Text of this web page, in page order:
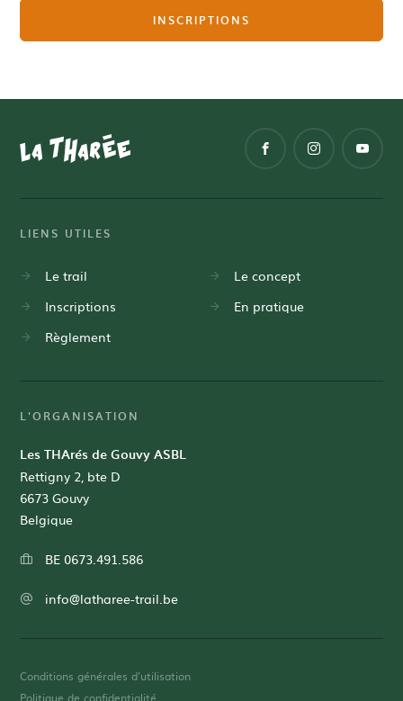
INSCRIPTIONS
Information
pied SUIVEZ-
THArée THArée THArée
L'ORGANISATION
Adresse
Les THArés de Gouvy ASBL
Rettigny 2, bte D
6673 Gouvy
Belgique
d'entreprise
BE 0673.491.586
mail
contact
info@latharee-trail.be
LIENS UTILES
Le trail
Le concept
Inscriptions
En pratique
Règlement
Conditions générales d'utilisation
Politique de confidentialité